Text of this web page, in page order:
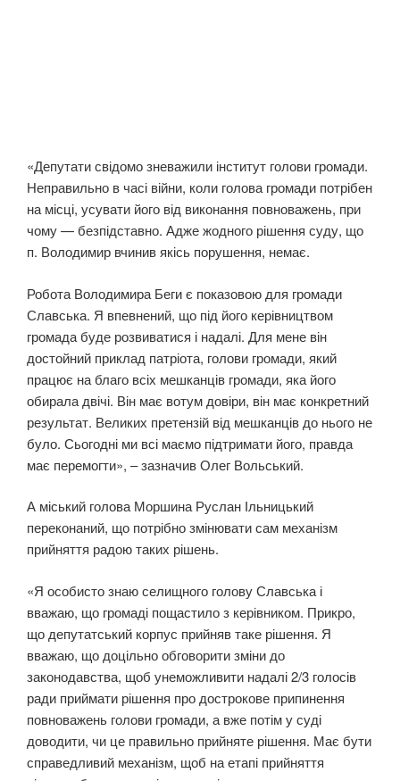
«Депутати свідомо зневажили інститут голови громади.
Неправильно в часі війни, коли голова громади потрібен
на місці, усувати його від виконання повноважень, при
чому — безпідставно. Адже жодного рішення суду, що
п. Володимир вчинив якісь порушення, немає.
Робота Володимира Беги є показовою для громади
Славська. Я впевнений, що під його керівництвом
громада буде розвиватися і надалі. Для мене він
достойний приклад патріота, голови громади, який
працює на благо всіх мешканців громади, яка його
обирала двічі. Він має вотум довіри, він має конкретний
результат. Великих претензій від мешканців до нього не
було. Сьогодні ми всі маємо підтримати його, правда
має перемогти», – зазначив Олег Вольський.
А міський голова Моршина Руслан Ільницький
переконаний, що потрібно змінювати сам механізм
прийняття радою таких рішень.
«Я особисто знаю селищного голову Славська і
вважаю, що громаді пощастило з керівником. Прикро,
що депутатський корпус прийняв таке рішення. Я
вважаю, що доцільно обговорити зміни до
законодавства, щоб унеможливити надалі 2/3 голосів
ради приймати рішення про дострокове припинення
повноважень голови громади, а вже потім у суді
доводити, чи це правильно прийняте рішення. Має бути
справедливий механізм, щоб на етапі прийняття